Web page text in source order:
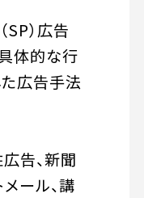
SP）広告
体的な行
広告手法
告、新聞
ール、講